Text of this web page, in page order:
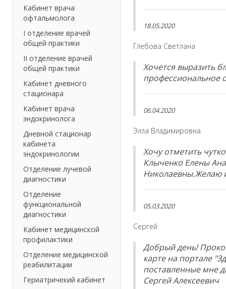
18.05.2020
Глебова Светлана
Хочется выразить
профессиональное
06.04.2020
Элла Владимировна
Хочу отметить
Клыченко Елены
Николаевны.Желаю
05.03.2020
Сергей
Добрый день!
карте на портале
поставленные мне
Сергей Алексеевич
Кабинет врача
офтальмолога
I отделение врачей
общей практики
II отделение врачей
общей практики
Кабинет дневного
стационара
Кабинет врача
эндокринолога
Дневной стационар
кабинета
эндокринологии
Отделение лучевой
диагностики
Отделение
функциональной
диагностики
Кабинет медицинской
профилактики
Отделение медицинской
реабилитации
Гериатричекий кабинет